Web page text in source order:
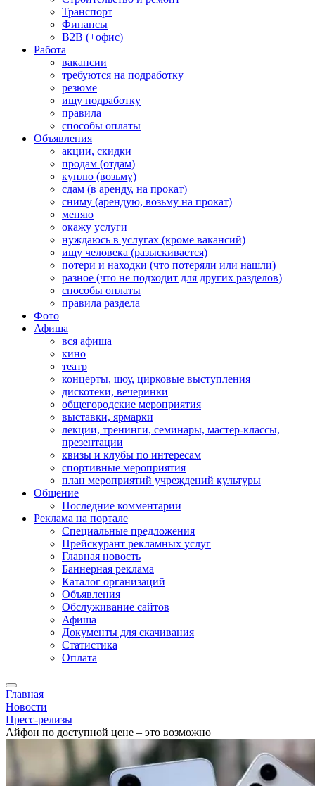
Транспорт
Финансы
B2B (+офис)
Работа
вакансии
требуются на подработку
резюме
ищу подработку
правила
способы оплаты
Объявления
акции, скидки
продам (отдам)
куплю (возьму)
сдам (в аренду, на прокат)
сниму (арендую, возьму на прокат)
меняю
окажу услуги
нуждаюсь в услугах (кроме вакансий)
ищу человека (разыскивается)
потери и находки (что потеряли или нашли)
разное (что не подходит для других разделов)
способы оплаты
правила раздела
Фото
Афиша
вся афиша
кино
театр
концерты, шоу, цирковые выступления
дискотеки, вечеринки
общегородские мероприятия
выставки, ярмарки
лекции, тренинги, семинары, мастер-классы,
презентации
квизы и клубы по интересам
спортивные мероприятия
план мероприятий учреждений культуры
Общение
Последние комментарии
Реклама на портале
Специальные предложения
Прейскурант рекламных услуг
Главная новость
Баннерная реклама
Каталог организаций
Объявления
Обслуживание сайтов
Афиша
Документы для скачивания
Статистика
Оплата
Главная
Новости
Пресс-релизы
Айфон по доступной цене – это возможно